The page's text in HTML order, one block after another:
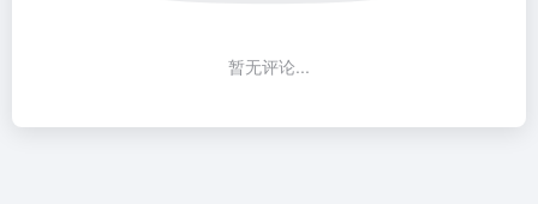
暂无评论...